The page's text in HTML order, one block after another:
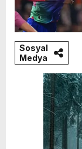
Sosyal
Medya